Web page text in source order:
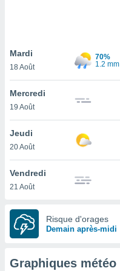
pas
de
à
cas,
que
sur le
et que
Mardi
18 Août
70%
1.2 mm
Mercredi
19 Août
Jeudi
20 Août
Vendredi
21 Août
Risque d'orages
Demain après-midi
Graphiques météo